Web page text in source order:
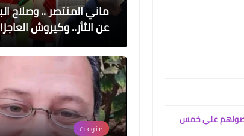
حصولهم علي خمس
ماني المنتصر .. وصلاح
عن الثأر.. وكيروش العاجز!
منوعات